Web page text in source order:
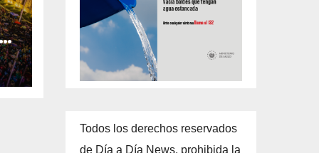
Todos los derechos reservados
de Día a Día News, prohibida la